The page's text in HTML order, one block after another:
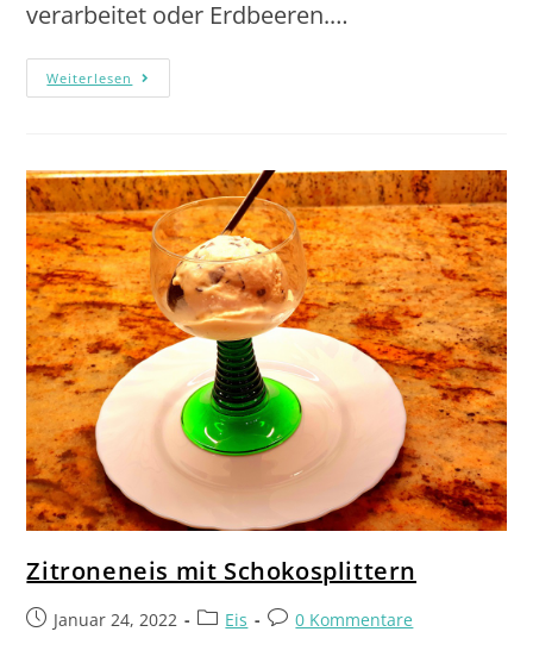
verarbeitet oder Erdbeeren.…
Weiterlesen
Zitroneneis mit Schokosplittern
Januar 24, 2022 Eis 0 Kommentare